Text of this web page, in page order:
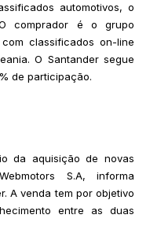
automotivos, o
comprador é o grupo
classificados on-line
O Santander segue
de participação.
da aquisição de novas
S.A, informa
A venda tem por objetivo
entre as duas